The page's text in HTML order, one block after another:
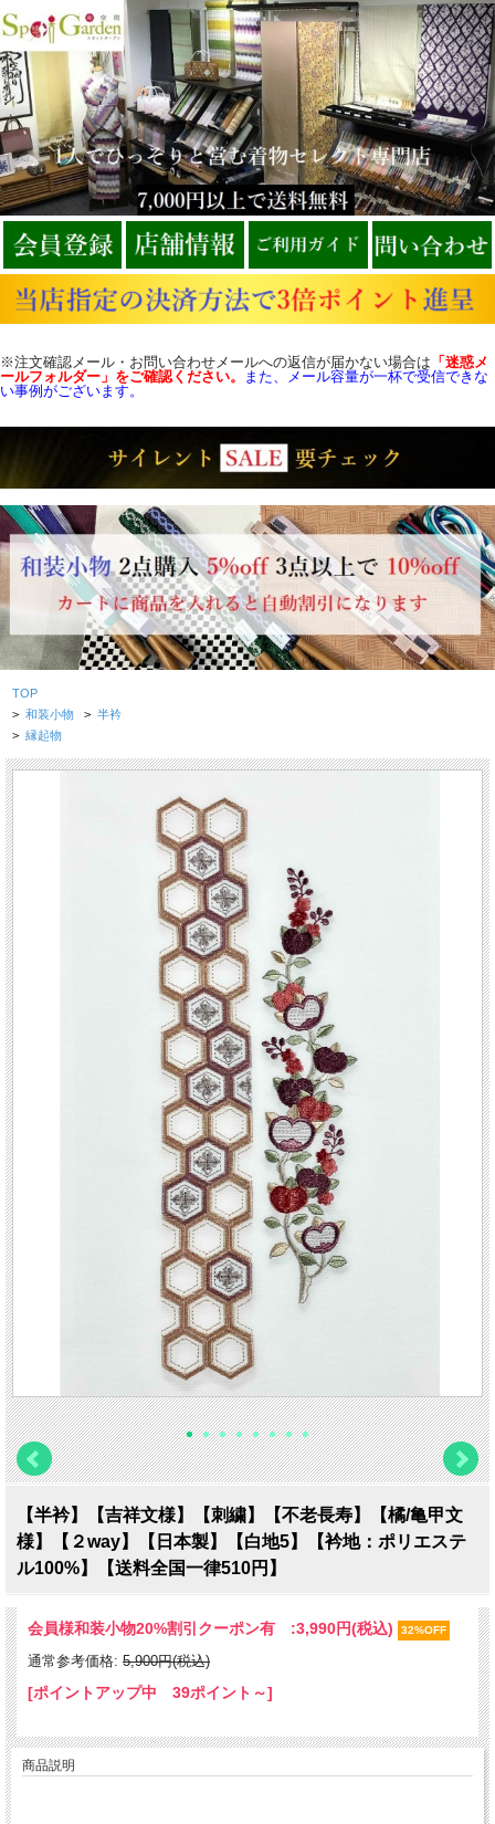
※注文確認メール・お問い合わせメールへの返信が届かない場合は 「迷惑メ
ールフォルダー」をご確認ください。
また、メール容量が一杯で受信できな
い事例がございます。
TOP
> 和装小物 > 半衿
> 縁起物
【半衿】【吉祥文様】【刺繍】【不老長寿】【橘/亀甲文
様】【２way】【日本製】【白地5】【衿地：ポリエステ
ル100%】【送料全国一律510円】
会員様和装小物20%割引クーポン有 :3,990円(税込) 32%OFF
通常参考価格: 5,900円(税込)
[ポイントアップ中 39ポイント～]
商品説明